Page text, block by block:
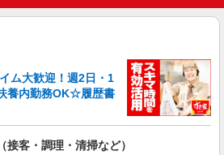
詳細を見る
株式会社 39635_p
アルバイト・パート】
で別途支給します。
老人保健施設ふじあく光荘 （群馬県太田
ム大歓迎！週2日・1
養内勤務OK☆履歴書
客・調理・清掃など）